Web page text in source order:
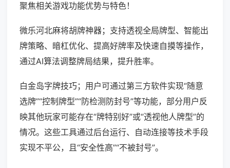
聚焦相关游戏功能优势与特色！
微乐河北麻将胡牌神器；支持透视全局牌型、智能出
牌策略、暗杠优化、提高好牌率及快速自摸等操作，
通过AI算法调整牌局结果，提升胜率。
白金岛字牌技巧；用户可通过第三方软件实现“随意
选牌”“控制牌型”“防检测防封号”等功能，部分用户反
映其他玩家可能存在“牌特别好”或“透视他人牌型”的
情况。这些工具通过后台运行、自动连接等技术手段
实现不平公，且“安全性高”“不被封号”。